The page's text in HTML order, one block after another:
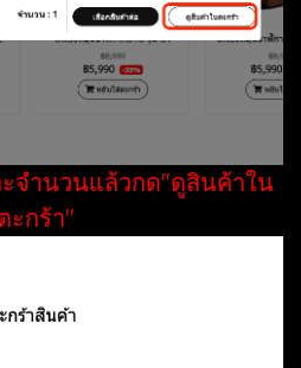
ะจำนวนแล้วกด"ดูสินค้าใน
ะกร้า"